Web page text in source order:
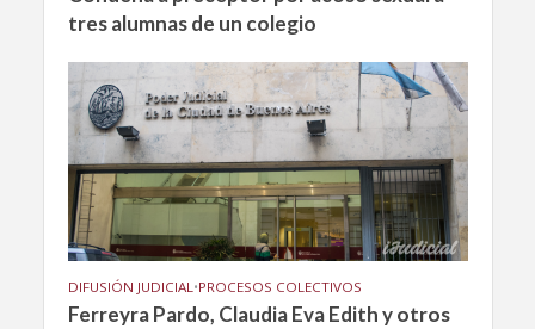
tres alumnas de un colegio
DIFUSIÓN JUDICIAL•PROCESOS COLECTIVOS
Ferreyra Pardo, Claudia Eva Edith y otros